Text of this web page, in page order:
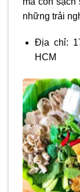
những trải
Địa chỉ:
HCM